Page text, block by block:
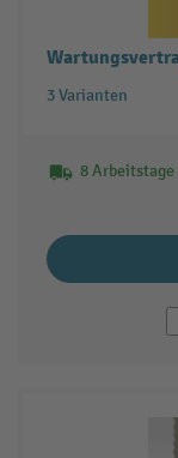
3 Varianten
8 Arbeitstage